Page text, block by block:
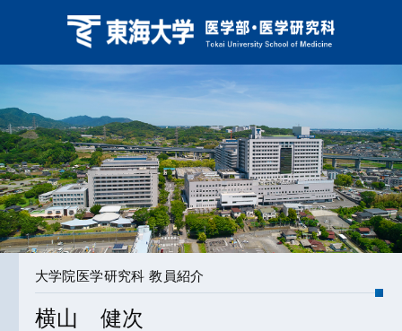
大学院医学研究科 教員紹介
横山 健次